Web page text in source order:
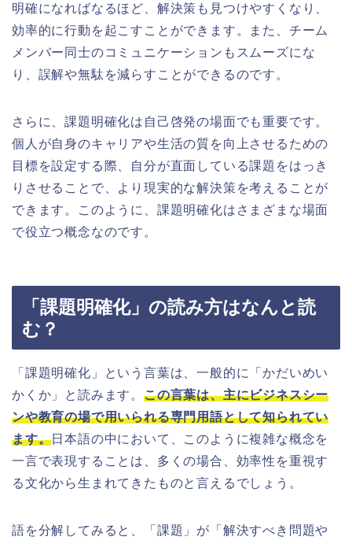
明確になればなるほど、解決策も見つけやすくなり、
効率的に行動を起こすことができます。また、チーム
メンバー同士のコミュニケーションもスムーズにな
り、誤解や無駄を減らすことができるのです。
さらに、課題明確化は自己啓発の場面でも重要です。
個人が自身のキャリアや生活の質を向上させるための
目標を設定する際、自分が直面している課題をはっき
りさせることで、より現実的な解決策を考えることが
できます。このように、課題明確化はさまざまな場面
で役立つ概念なのです。
「課題明確化」の読み方はなんと読
む？
「課題明確化」という言葉は、一般的に「かだいめい
かくか」と読みます。 この言葉は、主にビジネスシー
ンや教育の場で用いられる専門用語として知られてい
ます。日本語の中において、このように複雑な概念を
一言で表現することは、多くの場合、効率性を重視す
る文化から生まれてきたものと言えるでしょう。
語を分解してみると、「課題」が「解決すべき問題や